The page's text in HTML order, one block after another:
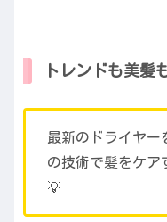
トレンドも美髪
最新のドライヤー
の技術で髪をケア
💡